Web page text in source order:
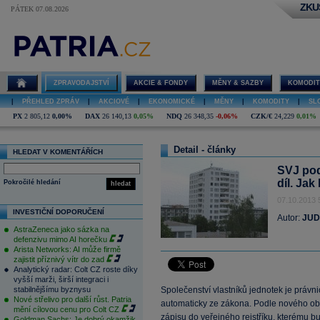
PÁTEK 07.08.2026
ZPRAVODAJSTVÍ AKCIE & FONDY MĚNY & SAZBY
PŘEHLED ZPRÁV AKCIOVÉ EKONOMICKÉ MĚNY KOMODITY
PX 2 805,12 0,00% DAX 26 140,13 0,05% NDQ 26 348,35 -0,06% CZK/€ 24,229 0,01%
HLEDAT V KOMENTÁŘÍCH
hledat
Pokročilé hledání
INVESTIČNÍ DOPORUČENÍ
AstraZeneca jako sázka na
defenzivu mimo AI horečku
Arista Networks: AI může firmě
zajistit příznivý vítr do zad
Analytický radar: Colt CZ roste díky
vyšší marži, širší integraci i
stabilnějšímu byznysu
Nové střelivo pro další růst. Patria
mění cílovou cenu pro Colt CZ
Detail - články
SVJ
díl. Jak
07.10.2013
Autor:
Společenství vlastníků jednotek je
automaticky ze zákona. Podle nového
zápisu do veřejného rejstříku, kterému